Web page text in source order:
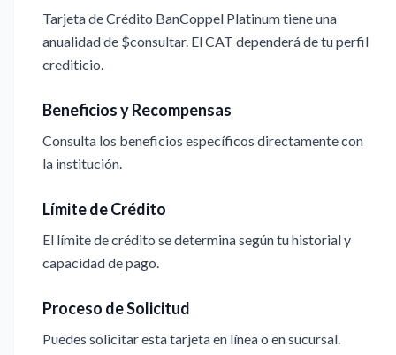
Tarjeta de Crédito BanCoppel Platinum tiene una
anualidad de $consultar. El CAT dependerá de tu perfil
crediticio.
Beneficios y Recompensas
Consulta los beneficios específicos directamente con
la institución.
Límite de Crédito
El límite de crédito se determina según tu historial y
capacidad de pago.
Proceso de Solicitud
Puedes solicitar esta tarjeta en línea o en sucursal.